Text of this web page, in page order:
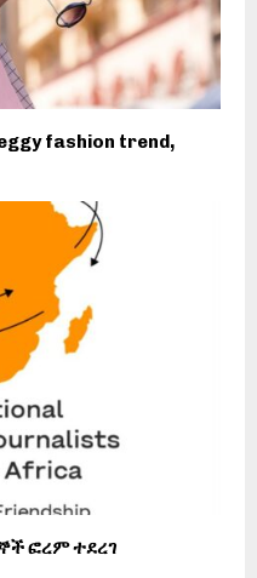
fashion trend,
ፎረም ተደረገ